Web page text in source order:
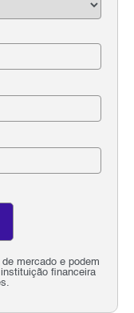
mercado e podem
financeira